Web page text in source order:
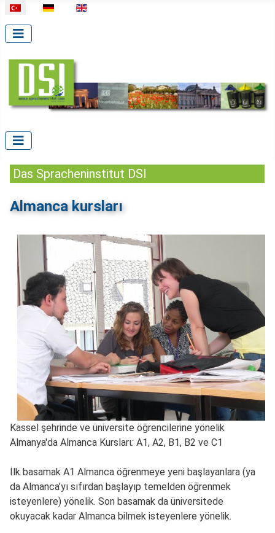
Dilinizi seçin
Das Spracheninstitut DSI
Almanca kursları
Kassel şehrinde ve üniversite öğrencilerine yönelik
Almanya'da Almanca Kurslarι: A1, A2, B1, B2 ve C1
İlk basamak A1 Almanca öğrenmeye yeni başlayanlara (ya
da Almanca’yı sıfırdan başlayıp temelden öğrenmek
isteyenlere) yönelik. Son basamak da üniversitede
okuyacak kadar Almanca bilmek isteyenlere yönelik.